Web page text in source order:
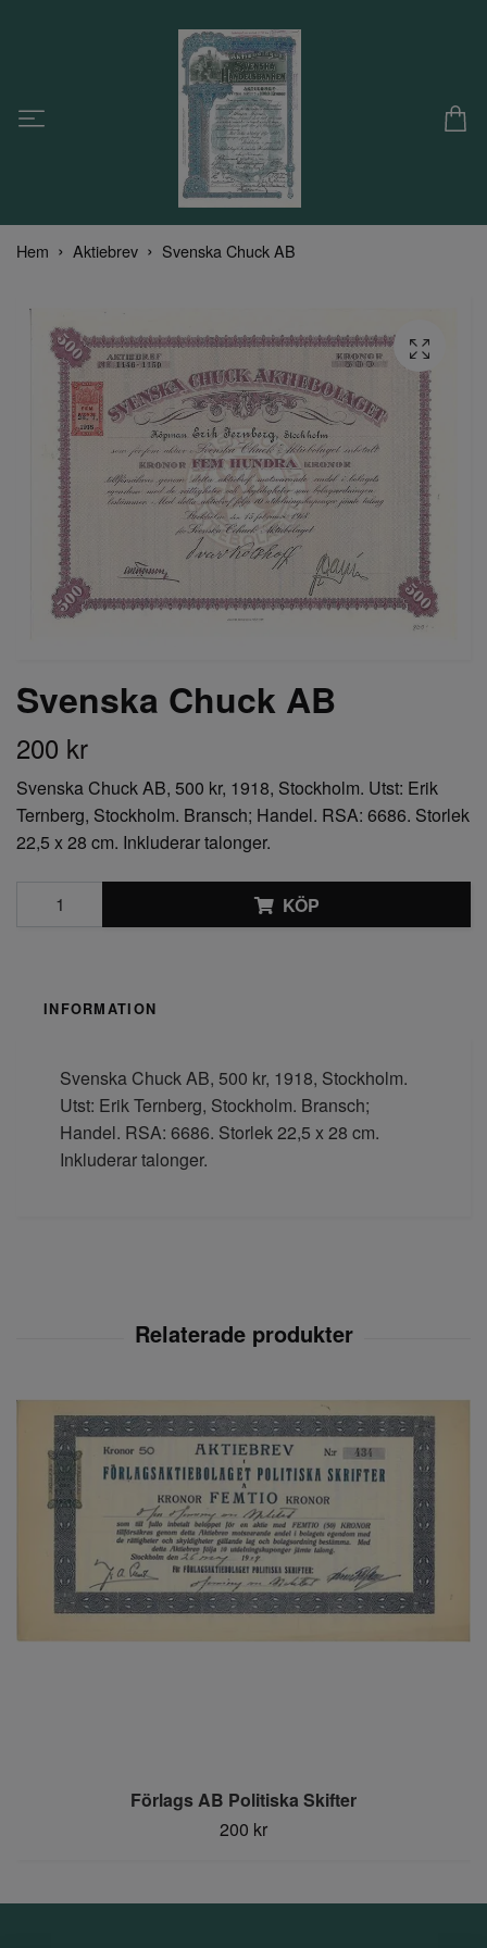
Hem Aktiebrev Svenska Chuck AB
Svenska Chuck AB
200 kr
Svenska Chuck AB, 500 kr, 1918, Stockholm. Utst: Erik
Ternberg, Stockholm. Bransch; Handel. RSA: 6686. Storlek
22,5 x 28 cm. Inkluderar talonger.
KÖP
INFORMATION
Svenska Chuck AB, 500 kr, 1918, Stockholm.
Utst: Erik Ternberg, Stockholm. Bransch;
Handel. RSA: 6686. Storlek 22,5 x 28 cm.
Inkluderar talonger.
Förlags AB Politiska Skifter
200 kr